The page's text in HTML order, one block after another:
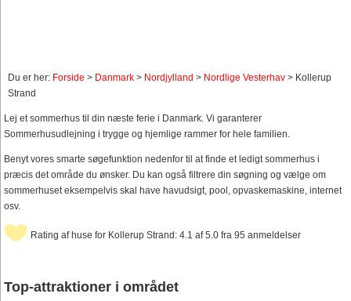
Du er her: Forside > Danmark > Nordjylland > Nordlige Vesterhav > Kollerup
Strand
Lej et sommerhus til din næste ferie i Danmark. Vi garanterer
Sommerhusudlejning i trygge og hjemlige rammer for hele familien.
Benyt vores smarte søgefunktion nedenfor til at finde et ledigt sommerhus i
præcis det område du ønsker. Du kan også filtrere din søgning og vælge om
sommerhuset eksempelvis skal have havudsigt, pool, opvaskemaskine, internet
osv.
Rating af huse for Kollerup Strand: 4.1 af 5.0 fra 95 anmeldelser
Top-attraktioner i området